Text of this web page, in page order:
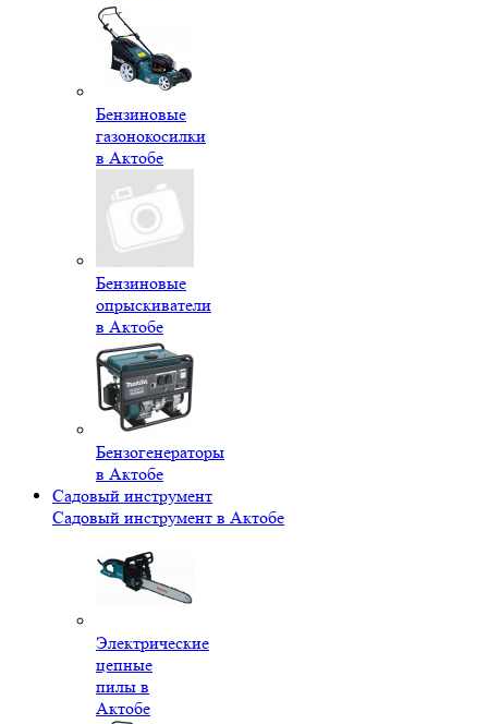
Бензиновые
газонокосилки
в Актобе
Бензиновые
опрыскиватели
в Актобе
Бензогенераторы
в Актобе
Садовый инструмент
Садовый инструмент в Актобе
Электрические
цепные
пилы в
Актобе